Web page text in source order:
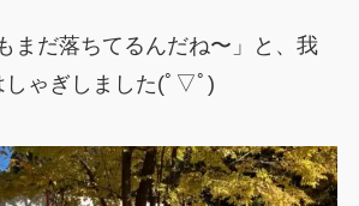
まだ落ちてるんだね〜」と、我
しゃぎしました(ﾟ▽ﾟ)